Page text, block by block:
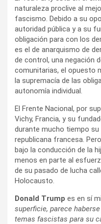
naturaleza proclive al
fascismo. Debido a su
autoridad pública y a su
obligación para con los
es el de anarquismo de
de control, una negación
comunitarias, el opuesto
la supremacía de las
autonomía individual.
El Frente Nacional, por
Vichy, Francia, y su
durante mucho tiempo
republicana francesa.
bajo la conducción de la
menos en parte al
de su pasado de lucha
Holocausto.
Donald Trump es en sí
superficie, parece
temas fascistas para su